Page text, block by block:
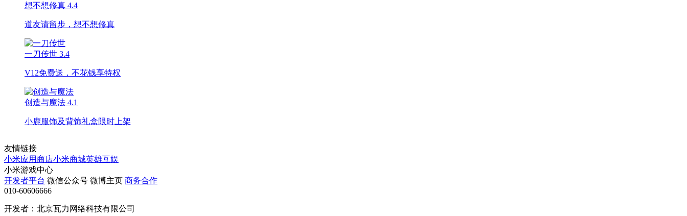
想不想修真 4.4
道友请留步，想不想修真
一刀传世 3.4
V12免费送，不花钱享特权
创造与魔法 4.1
小鹿服饰及背饰礼盒限时上架
友情链接
小米应用商店小米商城英雄互娱
小米游戏中心
开发者平台 微信公众号 微博主页 商务合作
010-60606666
开发者：北京瓦力网络科技有限公司